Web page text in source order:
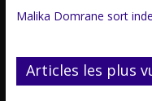
Malika Domrane sort
Articles les plus